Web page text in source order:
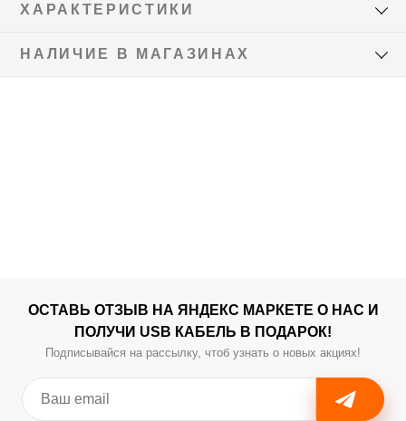
ХАРАКТЕРИСТИКИ
НАЛИЧИЕ В МАГАЗИНАХ
ОСТАВЬ ОТЗЫВ НА ЯНДЕКС МАРКЕТЕ О НАС И
ПОЛУЧИ USB КАБЕЛЬ В ПОДАРОК!
Подписывайся на рассылку, чтоб узнать о новых акциях!